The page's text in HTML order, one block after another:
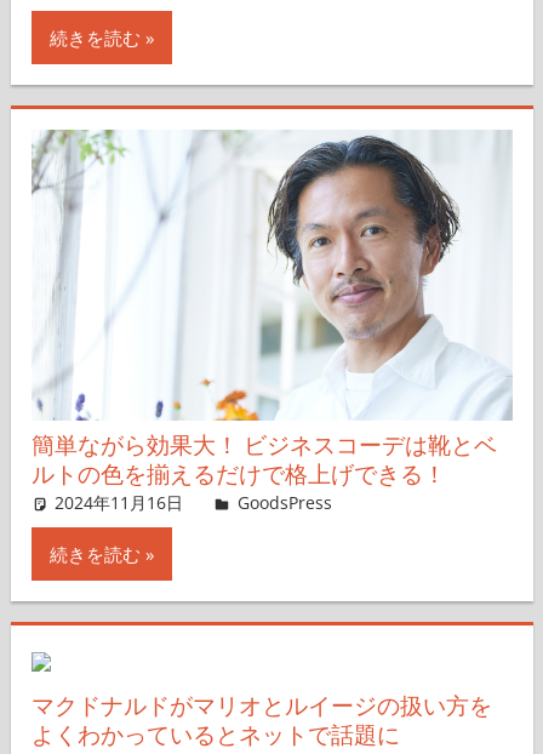
続きを読む
簡単ながら効果大！ ビジネスコーデは靴とベ
ルトの色を揃えるだけで格上げできる！
2024年11月16日 ＆GP
GoodsPress
続きを読む
マクドナルドがマリオとルイージの扱い方を
よくわかっているとネットで話題に